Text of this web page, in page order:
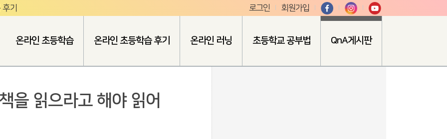
기 로그인 회원가입
온라인 초등학습 온라인 초등학습 후기 온라인 러닝 초등학교 공부법 QnA게시판
을 읽으라고 해야 읽어